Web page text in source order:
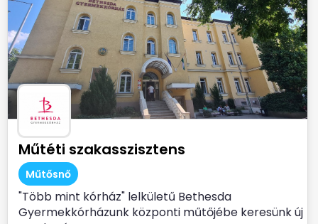
Műtéti szakasszisztens
Műtősnő
"Több mint kórház" lelkületű Bethesda
Gyermekkórházunk központi műtőjébe keresünk új